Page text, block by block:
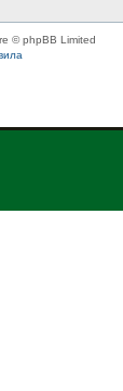
© phpBB Limited